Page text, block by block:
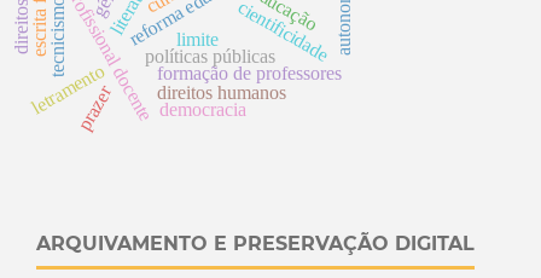
políticas públicas
p
r
o
f
i
s
s
i
o
n
a
l
d
o
c
e
n
t
e formação de professores
cientificidade
tecnicismo
letramento
d
i
r
e
i
t
o
s
s
o
c
i
a
i
direitos humanos
democracia
prazer
limite autonomia
ARQUIVAMENTO E PRESERVAÇÃO DIGITAL